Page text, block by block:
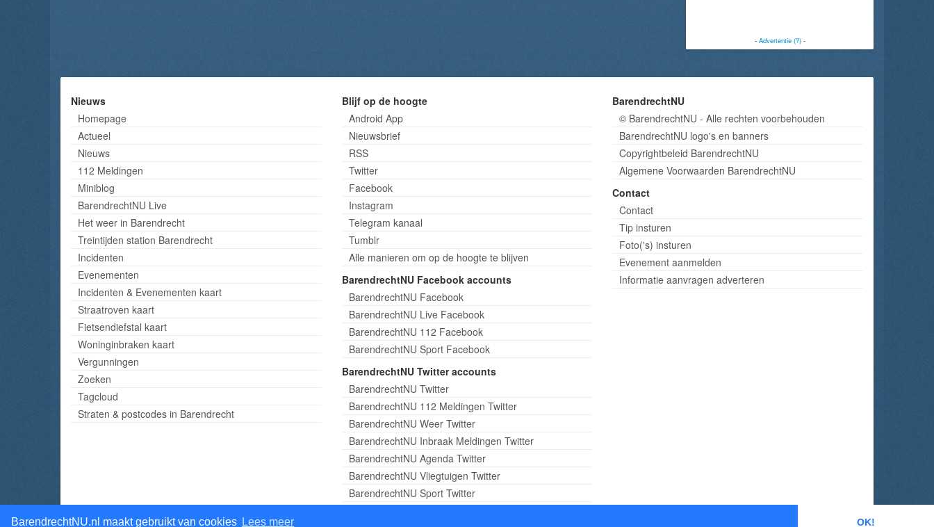
BarendrechtNU.nl maakt gebruikt van cookies Lees meer OK!
- Advertentie (?)-
Nieuws
Homepage
Actueel
Nieuws
112 Meldingen
Miniblog
BarendrechtNU Live
Het weer in Barendrecht
Treintijden station Barendrecht
Incidenten
Evenementen
Incidenten & Evenementen kaart
Straatroven kaart
Fietsendiefstal kaart
Woninginbraken kaart
Vergunningen
Zoeken
Tagcloud
Straten & postcodes in Barendrecht
Blijf op de hoogte
Android App
Nieuwsbrief
RSS
Twitter
Facebook
Instagram
Telegram kanaal
Tumblr
Alle manieren om op de hoogte te blijven
BarendrechtNU Facebook accounts
BarendrechtNU Facebook
BarendrechtNU Live Facebook
BarendrechtNU 112 Facebook
BarendrechtNU Sport Facebook
BarendrechtNU Twitter accounts
BarendrechtNU Twitter
BarendrechtNU 112 Meldingen Twitter
BarendrechtNU Weer Twitter
BarendrechtNU Inbraak Meldingen Twitter
BarendrechtNU Agenda Twitter
BarendrechtNU Vliegtuigen Twitter
BarendrechtNU Sport Twitter
BarendrechtNU
© BarendrechtNU - Alle rechten voorbehouden
BarendrechtNU logo's en banners
Copyrightbeleid BarendrechtNU
Algemene Voorwaarden BarendrechtNU
Contact
Contact
Tip insturen
Foto('s) insturen
Evenement aanmelden
Informatie aanvragen adverteren